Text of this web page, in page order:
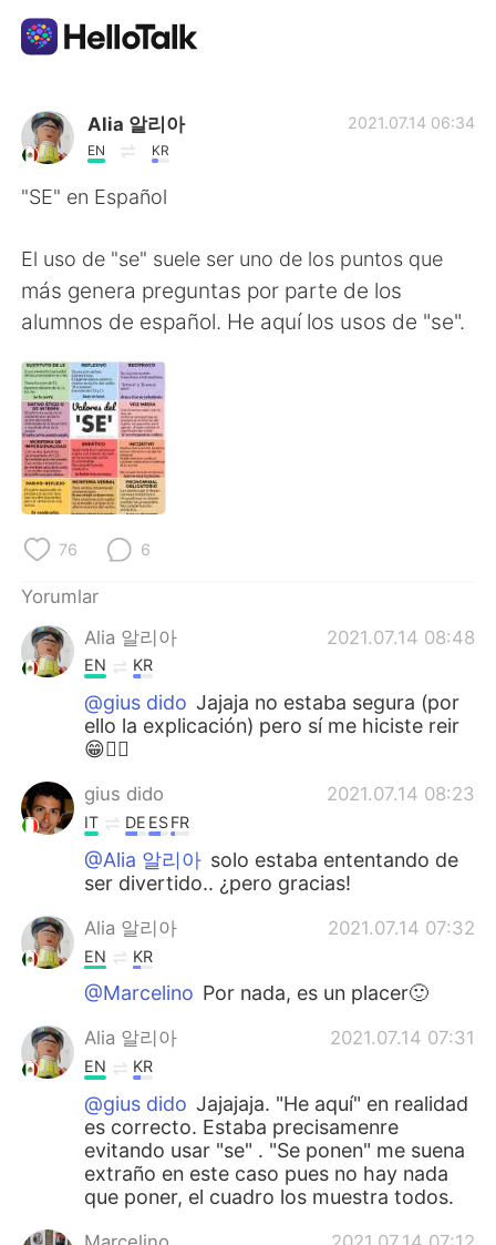
Dil Değişimi Uygulaması
AI Grammar Checker
English 简体中文
繁體中文
العربية
Deutsch
한국어
Italiano
Português
Alia 알리아
EN KR
2021.07.14 06:34
"SE" en Español
El uso de "se" suele ser uno de los puntos que
más genera preguntas por parte de los
alumnos de español. He aquí los usos de "se".
76 6
Yorumlar
Alia 알리아
2021.07.14 08:48
EN KR
@gius dido Jajaja no estaba segura (por
ello la explicación) pero sí me hiciste reir
😁👍🏻
gius dido 2021.07.14 08:23
IT DE ESFR
@Alia 알리아 solo estaba ententando de
ser divertido.. ¿pero gracias!
Alia 알리아 2021.07.14 07:32
EN KR
@Marcelino Por nada, es un placer🙂
Alia 알리아 2021.07.14 07:31
EN KR
@gius dido Jajajaja. "He aquí" en realidad
es correcto. Estaba precisamenre
evitando usar "se" . "Se ponen" me suena
extraño en este caso pues no hay nada
que poner, el cuadro los muestra todos.